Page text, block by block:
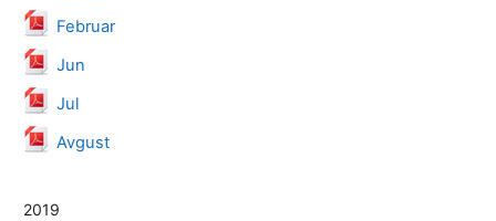
Februar
Datoteka
Jun
Datoteka
Jul
Datoteka
Avgust
Datoteka
2019